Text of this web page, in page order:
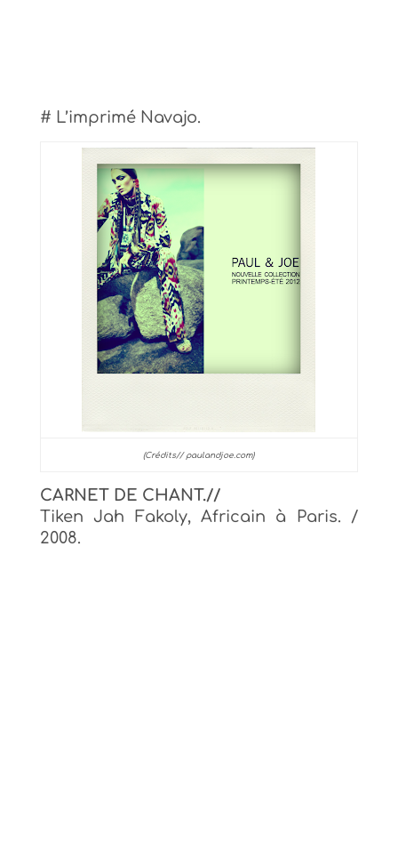
# L’imprimé Navajo.
(Crédits// paulandjoe.com)
CARNET DE CHANT.//
Tiken Jah Fakoly, Africain à Paris. /
2008.